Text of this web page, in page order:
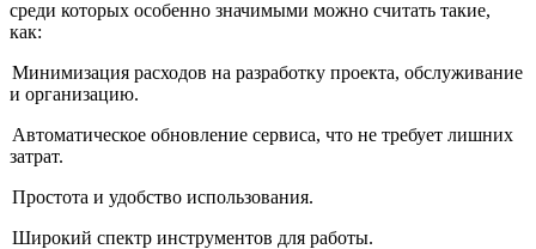
среди которых особенно значимыми можно считать такие,
как:
Минимизация расходов на разработку проекта, обслуживание
и организацию.
Автоматическое обновление сервиса, что не требует лишних
затрат.
Простота и удобство использования.
Широкий спектр инструментов для работы.